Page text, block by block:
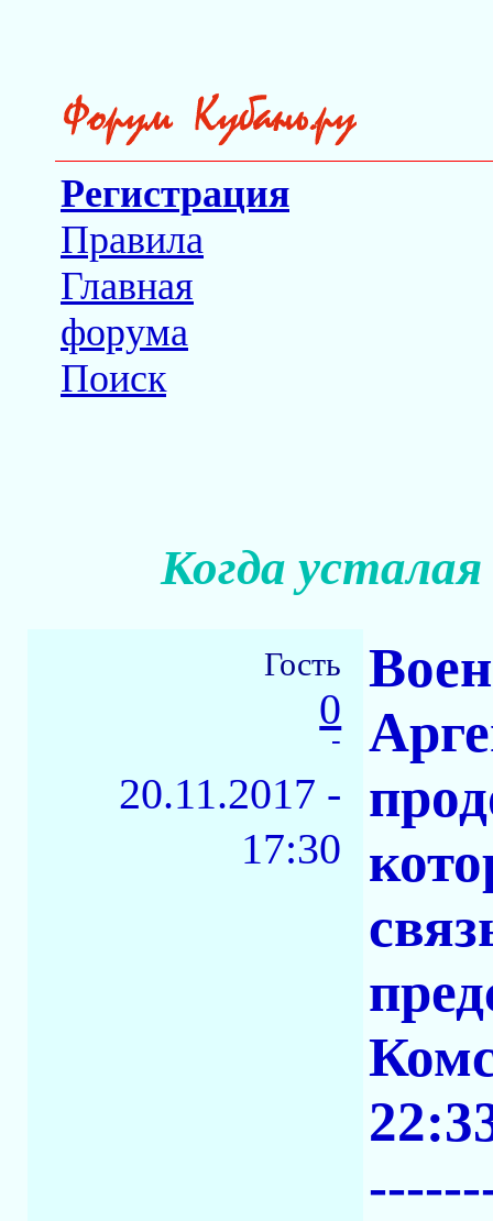
Регистрация
Правила
Главная
форума
Поиск
Когда
Гость
0
-
20.11.2017 -
17:30